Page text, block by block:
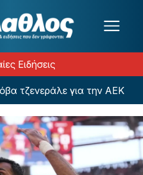
Ειδήσεις
για την ΑΕΚ